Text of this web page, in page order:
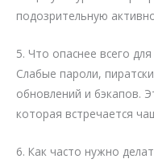
подозрительную
5. Что опаснее всего
Слабые пароли,
обновлений и бэкапов.
которая встречается
6. Как часто нужно